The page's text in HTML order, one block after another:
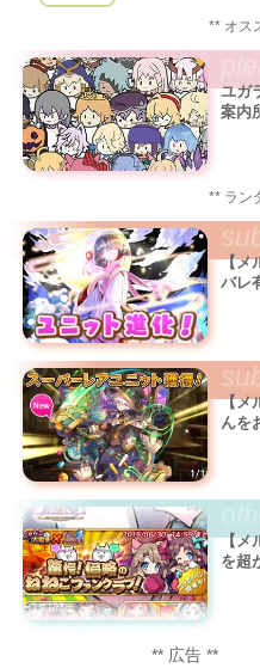
** オス
ユガ
案内
** ラン
【メ
バレ
【メ
んを
【メ
を超
** 広告 **